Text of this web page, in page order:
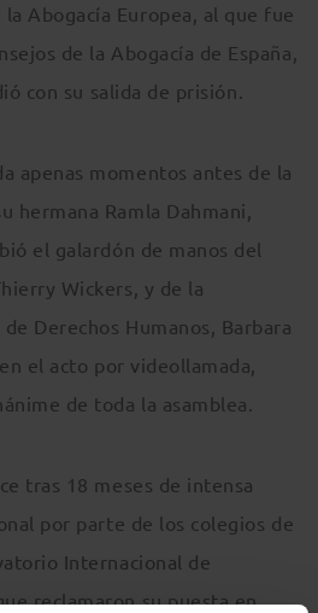
Abogacía Europea, al que fue
de la Abogacía de España,
con su salida de prisión.
apenas momentos antes de la
hermana Ramla Dahmani,
el galardón de manos del
Wickers, y de la
Derechos Humanos, Barbara
el acto por videollamada,
de toda la asamblea.
tras 18 meses de intensa
por parte de los colegios de
Internacional de
reclamaron su puesta en